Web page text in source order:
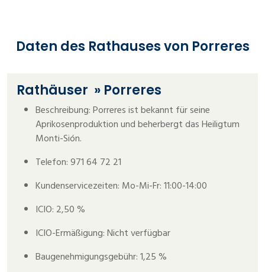
Daten des Rathauses von Porreres
Rathäuser » Porreres
Beschreibung: Porreres ist bekannt für seine
Aprikosenproduktion und beherbergt das Heiligtum
Monti-Sión.
Telefon: 971 64 72 21
Kundenservicezeiten: Mo-Mi-Fr: 11:00-14:00
ICIO: 2,50 %
ICIO-Ermäßigung: Nicht verfügbar
Baugenehmigungsgebühr: 1,25 %